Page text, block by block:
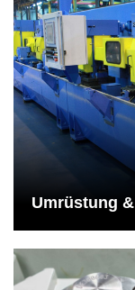
Umrüstung
Das Serviceteam
unterschiedliche
anzubieten.
Mehr dazu